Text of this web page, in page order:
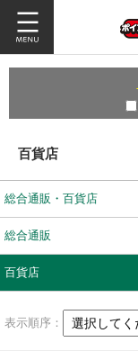
百貨店
総合通販・百貨店
総合通販
百貨店
表示順序：